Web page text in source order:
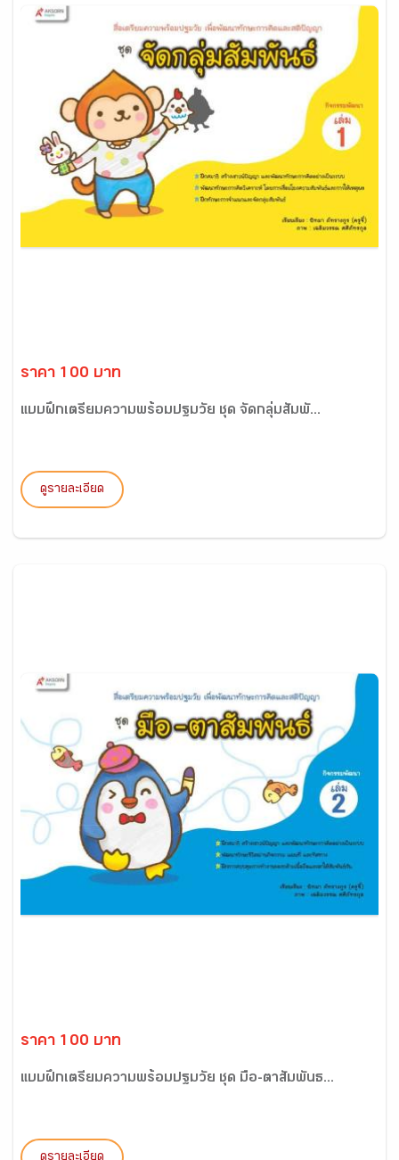
ราคา 100 บาท
แบบฝึกเตรียมความพร้อมปฐมวัย ชุด จัดกลุ่มสัมพั...
ดูรายละเอียด
ราคา 100 บาท
แบบฝึกเตรียมความพร้อมปฐมวัย ชุด มือ-ตาสัมพันธ...